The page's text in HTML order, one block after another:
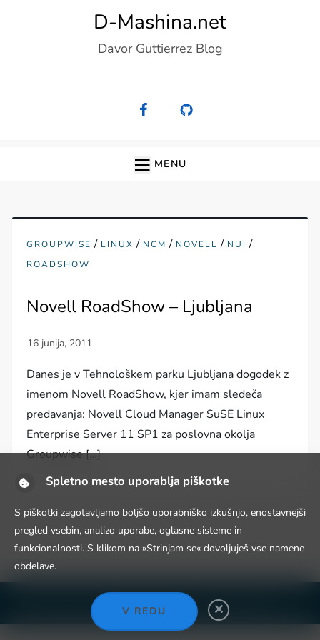
D-Mashina.net
Davor Guttierrez Blog
MENU
GROUPWISE / LINUX / NCM / NOVELL / NUI /
ROADSHOW
Novell RoadShow – Ljubljana
Danes je v Tehnološkem parku Ljubljana dogodek z
imenom Novell RoadShow, kjer imam sledeča
predavanja: Novell Cloud Manager SuSE Linux
Enterprise Server 11 SP1 za poslovna okolja
Groupwise […]
Niche Blog WordPress Theme byFahim Murshid
Spletno mesto uporablja piškotke
S piškotki zagotavljamo boljšo uporabniško izkušnjo, enostavnejši
pregled vsebin, analizo uporabe, oglasne sisteme in
funkcionalnosti. S klikom na »Strinjam se« dovoljuješ vse namene
obdelave.
V REDU